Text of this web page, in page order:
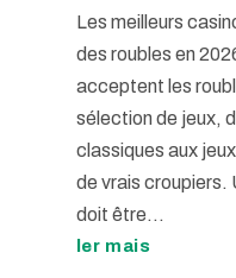
Les meilleurs
des roubles en
acceptent les
sélection de jeux,
classiques aux
de vrais croupiers.
doit être...
ler mais